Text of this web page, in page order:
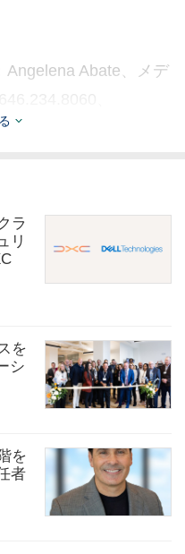
Angelena Abate、メデ
media2/2789696/DXC
LLC
コンピュータソフトウェ
レクトロニクス
ハイテ
ラ
リ
を
シ
を
者